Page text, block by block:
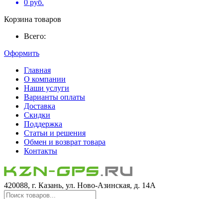
0 руб.
Корзина товаров
Всего:
Оформить
Главная
О компании
Наши услуги
Варианты оплаты
Доставка
Скидки
Поддержка
Статьи и решения
Обмен и возврат товара
Контакты
420088, г. Казань, ул. Ново-Азинская, д. 14А